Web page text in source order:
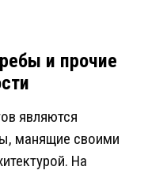
и прочие
являются
манящие своими
На